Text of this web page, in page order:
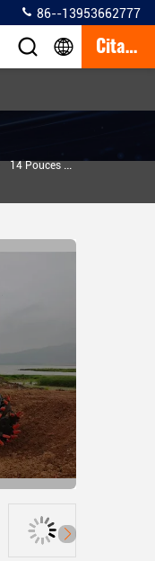
86--13953662777
Citation
14 Pouces Modèle 300m3/h Dragueuse À Sable Pour Équipement De Dragage / Minage De Sable Fluvial